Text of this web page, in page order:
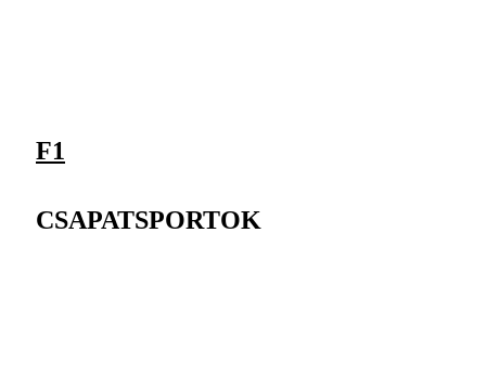
F1
CSAPATSPORTOK